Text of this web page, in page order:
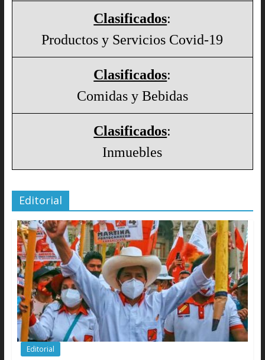
Clasificados:
Productos y Servicios Covid-19
Clasificados:
Comidas y Bebidas
Clasificados:
Inmuebles
Editorial
Editorial